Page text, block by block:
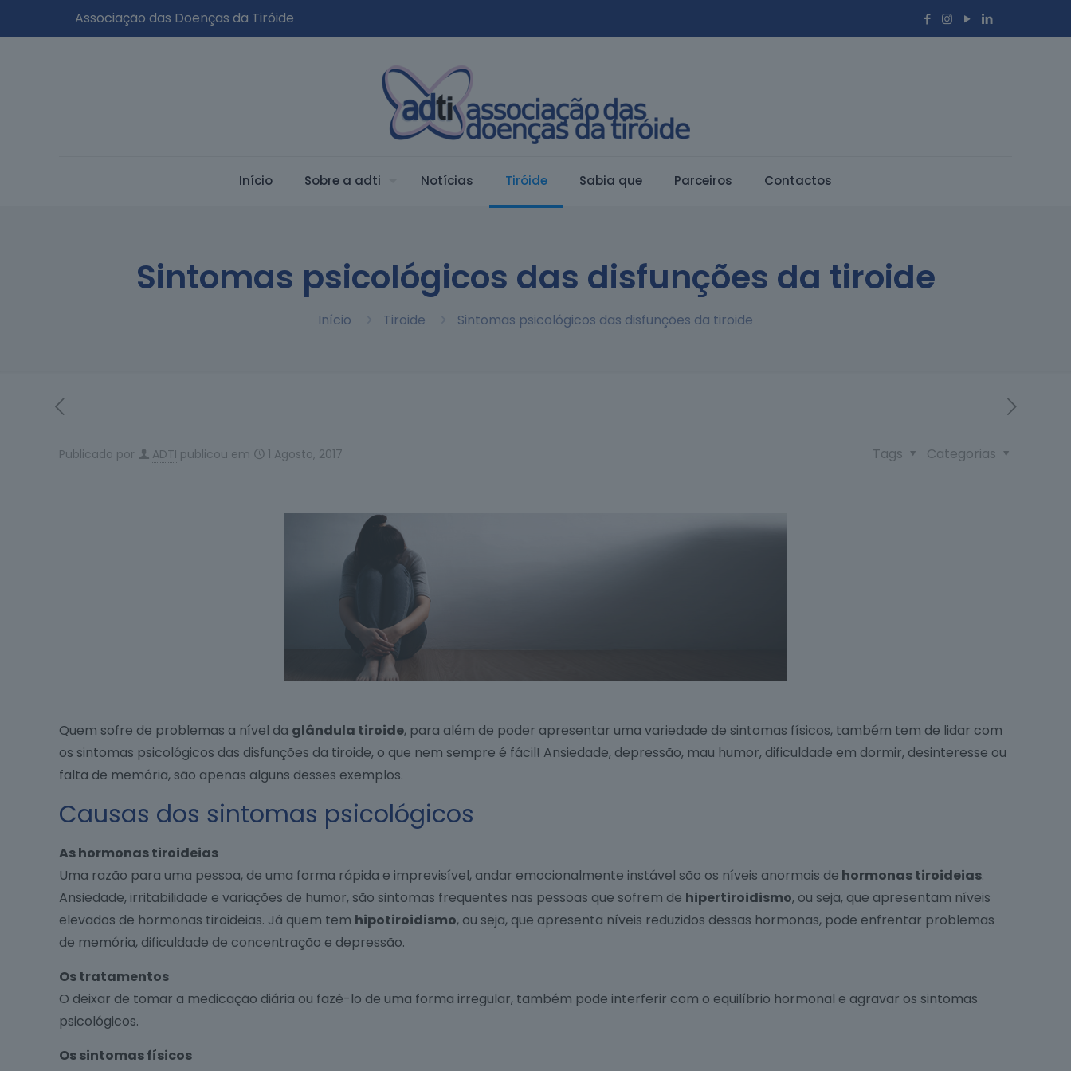
Associação das Doenças da Tiróide
Início Sobre a adti Notí­cias Tiróide Sabia que Parceiros Contactos
Sintomas psicológicos das disfunções da tiroide
Início Tiroide Sintomas psicológicos das disfunções da tiroide
Publicado por ADTI publicou em 1 Agosto, 2017 Categorias
Tags
Quem sofre de problemas a nível da glândula tiroide, para além de poder apresentar uma variedade de sintomas físicos, também tem de lidar com
os sintomas psicológicos das disfunções da tiroide, o que nem sempre é fácil! Ansiedade, depressão, mau humor, dificuldade em dormir, desinteresse ou
falta de memória, são apenas alguns desses exemplos.
Causas dos sintomas psicológicos
As hormonas tiroideias
Uma razão para uma pessoa, de uma forma rápida e imprevisível, andar emocionalmente instável são os níveis anormais de hormonas tiroideias.
Ansiedade, irritabilidade e variações de humor, são sintomas frequentes nas pessoas que sofrem de hipertiroidismo, ou seja, que apresentam níveis
elevados de hormonas tiroideias. Já quem tem hipotiroidismo, ou seja, que apresenta níveis reduzidos dessas hormonas, pode enfrentar problemas
de memória, dificuldade de concentração e depressão.
Os tratamentos
O deixar de tomar a medicação diária ou fazê-lo de uma forma irregular, também pode interferir com o equilíbrio hormonal e agravar os sintomas
psicológicos.
Os sintomas físicos